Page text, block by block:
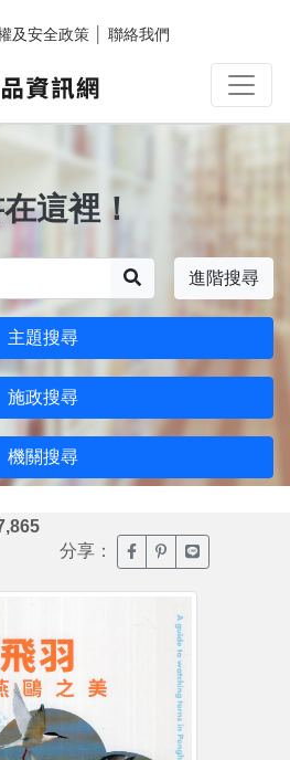
及安全政策 聯絡我們
這裡！
進階搜尋
主題搜尋
施政搜尋
機關搜尋
分享： 臉書分享(另開新視窗)
噗浪分享(另開新
Line分享(另